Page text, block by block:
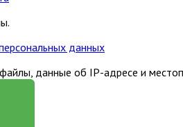
данных
данные об IP-адресе и